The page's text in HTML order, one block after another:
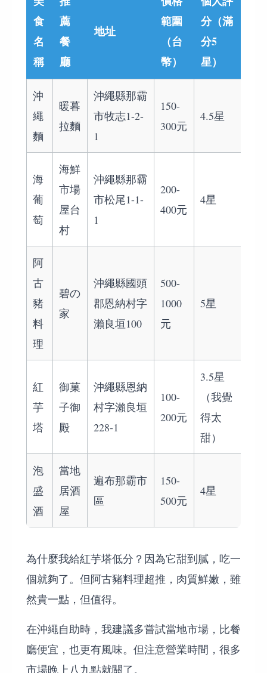
食
名
稱
薦
餐
廳
地址
範圍
（台
幣）
分（滿
分5
星）
沖
繩
麵
暖暮
拉麵
沖繩縣那霸
市牧志1-2-
1
150-
300元
4.5星
海
葡
萄
海鮮
市場
屋台
村
沖繩縣那霸
市松尾1-1-
1
200-
400元
4星
阿
古
豬
料
理
碧の
家
沖繩縣國頭
郡恩納村字
瀨良垣100
500-
1000
元
5星
紅
芋
塔
御菓
子御
殿
沖繩縣恩納
村字瀨良垣
228-1
100-
200元
3.5星
（我覺
得太
甜）
泡
盛
酒
當地
居酒
屋
遍布那霸市
區
150-
500元
4星
為什麼我給紅芋塔低分？因為它甜到膩，吃一
個就夠了。但阿古豬料理超推，肉質鮮嫩，雖
然貴一點，但值得。
在沖繩自助時，我建議多嘗試當地市場，比餐
廳便宜，也更有風味。但注意營業時間，很多
市場晚上八九點就關了。